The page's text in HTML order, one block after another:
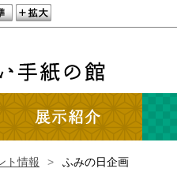
ト情報 > ふみの日企画